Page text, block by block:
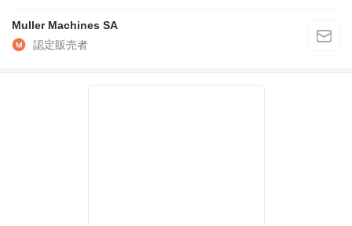
Muller Machines SA